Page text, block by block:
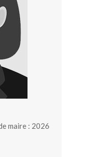
maire : 2026